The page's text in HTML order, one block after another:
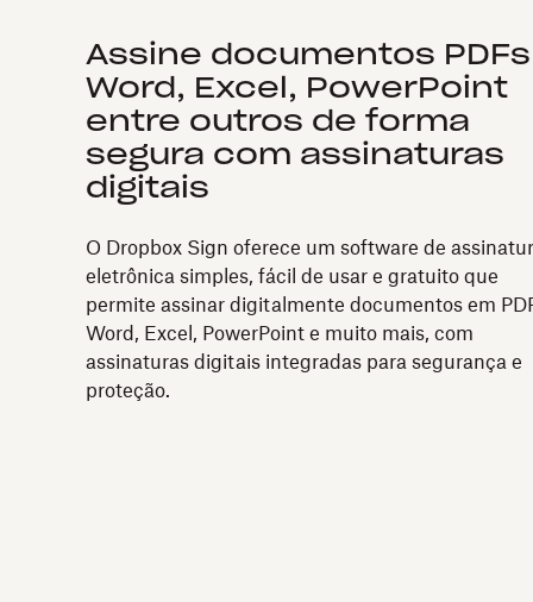
Assine documentos
Word, Excel, PowerPoint
entre outros de forma
segura com assinaturas
digitais
O Dropbox Sign oferece um software de
eletrônica simples, fácil de usar e gratuito que
permite assinar digitalmente documentos em
Word, Excel, PowerPoint e muito mais, com
assinaturas digitais integradas para segurança e
proteção.